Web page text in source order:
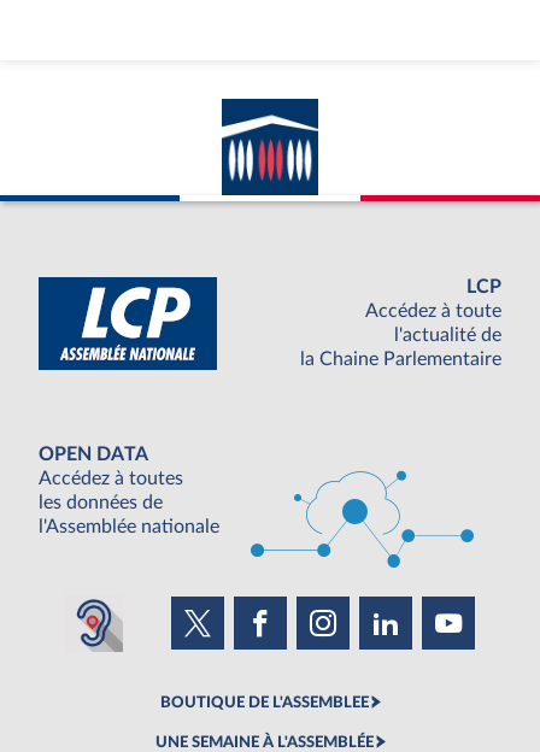
LCP
Accédez à toute
l'actualité de
la Chaine Parlementaire
OPEN DATA
Accédez à toutes
les données de
l'Assemblée nationale
BOUTIQUE DE L'ASSEMBLEE
UNE SEMAINE À L'ASSEMBLÉE